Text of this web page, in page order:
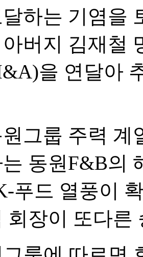
하는 기염을
버지 김재철
을 연달아
그룹 주력 계
동원F&B의
푸드 열풍이
회장이 또다른